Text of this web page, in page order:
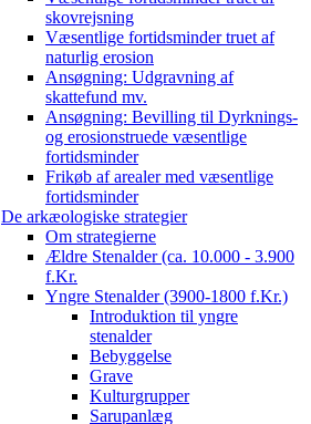
skovrejsning
Væsentlige fortidsminder truet af
naturlig erosion
Ansøgning: Udgravning af
skattefund mv.
Ansøgning: Bevilling til Dyrknings-
og erosionstruede væsentlige
fortidsminder
Frikøb af arealer med væsentlige
fortidsminder
De arkæologiske strategier
Om strategierne
Ældre Stenalder (ca. 10.000 - 3.900
f.Kr.
Yngre Stenalder (3900-1800 f.Kr.)
Introduktion til yngre
stenalder
Bebyggelse
Grave
Kulturgrupper
Sarupanlæg